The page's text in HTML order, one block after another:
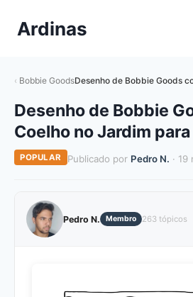
paraArdinas
Bobbie GoodsDesenho de Bobbie Goods
Desenho de Bobbie
Coelho no Jardim
POPULAR Publicado por Pedro N. ·
Pedro N. Membro 263 tópicos